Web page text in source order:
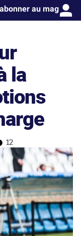
au mag
la
12